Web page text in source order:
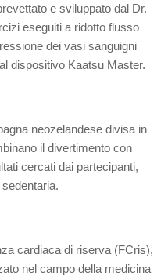
e sviluppato dal Dr.
eseguiti a ridotto flusso
dei vasi sanguigni
dispositivo Kaatsu Master.
neozelandese divisa in
il divertimento con
cercati dai partecipanti,
cardiaca di riserva (FCris),
nel campo della medicina